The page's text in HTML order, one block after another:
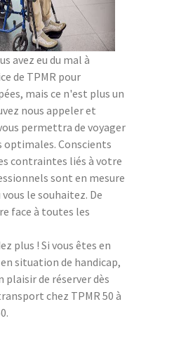
avez eu du mal à
de TPMR pour
mais ce n'est plus un
nous appeler et
permettra de voyager
optimales. Conscients
contraintes liés à votre
sont en mesure
le souhaitez. De
face à toutes les
plus ! Si vous êtes en
situation de handicap,
plaisir de réserver dès
chez TPMR 50 à